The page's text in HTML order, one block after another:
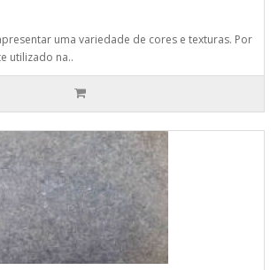
uma variedade de cores e texturas. Por
utilizado na..